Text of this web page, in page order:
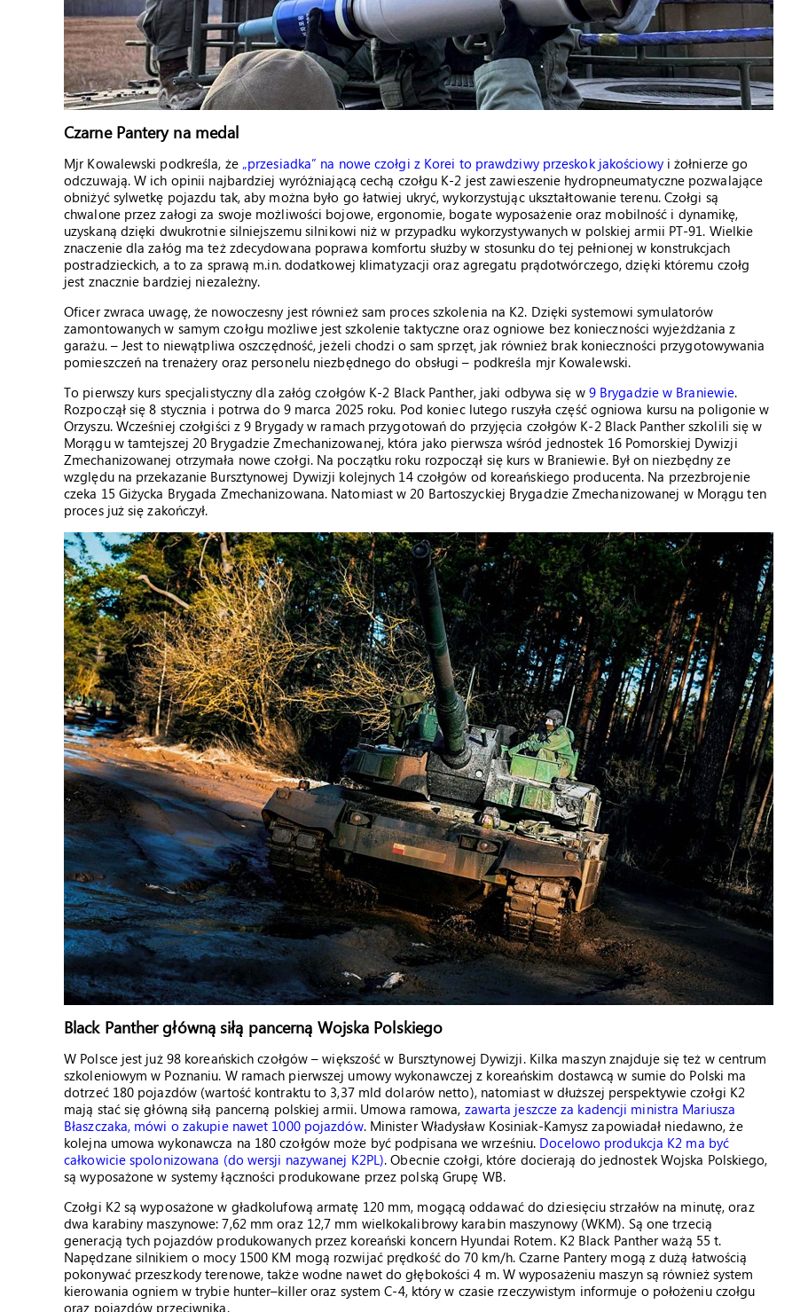
Czarne Pantery na medal
Mjr Kowalewski podkreśla, że „przesiadka” na nowe czołgi z Korei to prawdziwy przeskok jakościowyi żołnierze go
odczuwają. W ich opinii najbardziej wyróżniającą cechą czołgu K-2 jest zawieszenie hydropneumatyczne pozwalające
obniżyć sylwetkę pojazdu tak, aby można było go łatwiej ukryć, wykorzystując ukształtowanie terenu. Czołgi są
chwalone przez załogi za swoje możliwości bojowe, ergonomie, bogate wyposażenie oraz mobilność i dynamikę,
uzyskaną dzięki dwukrotnie silniejszemu silnikowi niż w przypadku wykorzystywanych w polskiej armii PT-91. Wielkie
znaczenie dla załóg ma też zdecydowana poprawa komfortu służby w stosunku do tej pełnionej w konstrukcjach
postradzieckich, a to za sprawą m.in. dodatkowej klimatyzacji oraz agregatu prądotwórczego, dzięki któremu czołg
jest znacznie bardziej niezależny.
Oficer zwraca uwagę, że nowoczesny jest również sam proces szkolenia na K2. Dzięki systemowi symulatorów
zamontowanych w samym czołgu możliwe jest szkolenie taktyczne oraz ogniowe bez konieczności wyjeżdżania z
garażu. – Jest to niewątpliwa oszczędność, jeżeli chodzi o sam sprzęt, jak również brak konieczności przygotowywania
pomieszczeń na trenażery oraz personelu niezbędnego do obsługi – podkreśla mjr Kowalewski.
To pierwszy kurs specjalistyczny dla załóg czołgów K-2 Black Panther, jaki odbywa się w 9 Brygadzie w Braniewie.
Rozpoczął się 8 stycznia i potrwa do 9 marca 2025 roku. Pod koniec lutego ruszyła część ogniowa kursu na poligonie w
Orzyszu. Wcześniej czołgiści z 9 Brygady w ramach przygotowań do przyjęcia czołgów K-2 Black Panther szkolili się w
Morągu w tamtejszej 20 Brygadzie Zmechanizowanej, która jako pierwsza wśród jednostek 16 Pomorskiej Dywizji
Zmechanizowanej otrzymała nowe czołgi. Na początku roku rozpoczął się kurs w Braniewie. Był on niezbędny ze
względu na przekazanie Bursztynowej Dywizji kolejnych 14 czołgów od koreańskiego producenta. Na przezbrojenie
czeka 15 Giżycka Brygada Zmechanizowana. Natomiast w 20 Bartoszyckiej Brygadzie Zmechanizowanej w Morągu ten
proces już się zakończył.
Black Panther główną siłą pancerną Wojska Polskiego
W Polsce jest już 98 koreańskich czołgów – większość w Bursztynowej Dywizji. Kilka maszyn znajduje się też w centrum
szkoleniowym w Poznaniu. W ramach pierwszej umowy wykonawczej z koreańskim dostawcą w sumie do Polski ma
dotrzeć 180 pojazdów (wartość kontraktu to 3,37 mld dolarów netto), natomiast w dłuższej perspektywie czołgi K2
mają stać się główną siłą pancerną polskiej armii. Umowa ramowa, zawarta jeszcze za kadencji ministra Mariusza
Błaszczaka, mówi o zakupie nawet 1000 pojazdów. Minister Władysław Kosiniak-Kamysz zapowiadał niedawno, że
kolejna umowa wykonawcza na 180 czołgów może być podpisana we wrześniu. Docelowo produkcja K2 ma być
całkowicie spolonizowana (do wersji nazywanej K2PL). Obecnie czołgi, które docierają do jednostek Wojska Polskiego,
są wyposażone w systemy łączności produkowane przez polską Grupę WB.
Czołgi K2 są wyposażone w gładkolufową armatę 120 mm, mogącą oddawać do dziesięciu strzałów na minutę, oraz
dwa karabiny maszynowe: 7,62 mm oraz 12,7 mm wielkokalibrowy karabin maszynowy (WKM). Są one trzecią
generacją tych pojazdów produkowanych przez koreański koncern Hyundai Rotem. K2 Black Panther ważą 55 t.
Napędzane silnikiem o mocy 1500 KM mogą rozwijać prędkość do 70 km/h. Czarne Pantery mogą z dużą łatwością
pokonywać przeszkody terenowe, także wodne nawet do głębokości 4 m. W wyposażeniu maszyn są również system
kierowania ogniem w trybie hunter–killer oraz system C-4, który w czasie rzeczywistym informuje o położeniu czołgu
oraz pojazdów przeciwnika.